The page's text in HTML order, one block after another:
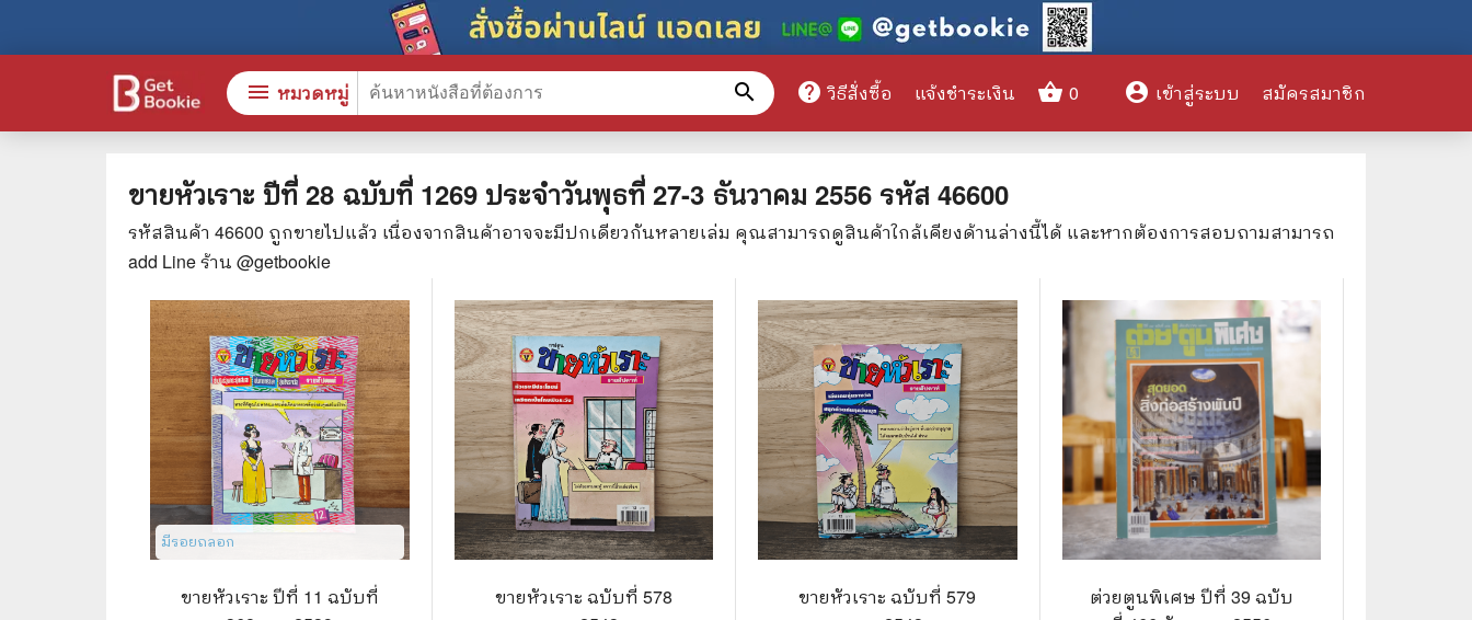
ขายหัวเราะ ปีที่ 28 ฉบับที่ 1269 ประจำวันพุธที่ 27-3 ธันวาคม 2556 รหัส 46600
รหัสสินค้า 46600 ถูกขายไปแล้ว เนื่องจากสินค้าอาจจะมีปกเดียวกันหลายเล่ม คุณสามารถดูสินค้าใกล้เคียงด้านล่างนี้ได้ และหากต้องการสอบถามสามารถ
add Line ร้าน @getbookie
มีรอยถลอก
ขายหัวเราะ ปีที่ 11 ฉบับที่
ขายหัวเราะ ฉบับที่ 578
ขายหัวเราะ ฉบับที่ 579
ต่วยตูนพิเศษ ปีที่ 39 ฉบับ
menu หมวดหมู่ search help วิธีสั่งซื้อ แจ้งชำระเงิน shopping_basket 0 account_circle เข้าสู่ระบบ สมัครสมาชิก
หมวดหมู่สินค้า
หนังสือทั้งหมด
สินค้าใช้เฉพาะแต้มเท่านั้น
📚 หนังสือทั่วไป
😁 จิตวิทยา พัฒนาตนเอง
👔 ธุรกิจ เศรษฐศาสตร์
📜 ประวัติศาสตร์
👤 ประวัติบุคคล ประสบการณ์ชีวิต
🌠 โหราศาสตร์ การทำนาย
⚖️ กฎหมาย
💬 ภาษาศาสตร์
💉 การแพทย์
👮‍♀️ คู่มือเตรียมสอบราชการ
🏫 หนังสือเรียน
👩‍🏫 แนะแนวการศึกษา
การศึกษาและการสอน
📕 นิตยสาร
📺 เรื่องย่อละครโทรทัศน์
นิตยสารดารารุ่นเก่า
แฟนคลับดารา
เรื่องย่อซีรี่ย์ต่างประเทศ
🌍 ทั่วไปและวาไรตี้
🤡 เรื่องสั้น ขำขัน
🎨 ศิลปะและการออกแบบ
🎸 ดนตรี
🎨 Art and Design
🤹‍♀️ Humor & Entertainment
🏝️ Survival & Emergency
Preparedness
🦸‍♂️ Comics & Graphic Novels
🏺 Historical & Political
🌠 Astrology
⛪ Religion
🧏‍♀️ Languages